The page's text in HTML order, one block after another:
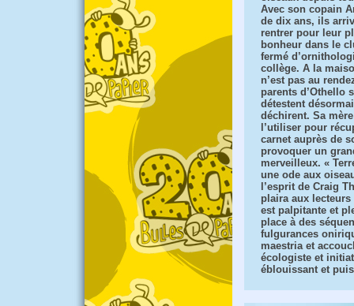
Avec son copain
de dix ans, ils
rentrer pour leur
bonheur dans le
fermé
collège. A la
n’est pas au
parents d’Othello
détestent
déchirent. Sa
l’utiliser pour
carnet auprès de
provoquer un
merveilleux. «
une ode aux
l’esprit de Craig
plaira aux
est palpitante et
place à des
fulgurances
maestria et
écologiste et
éblouissant et